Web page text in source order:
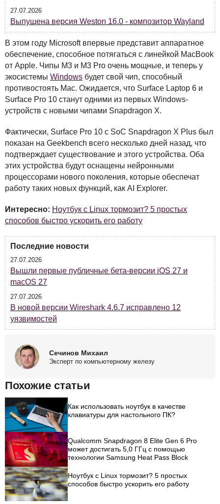
27.07.2026
Выпущена версия Weston 16.0 - композитор Wayland
В этом году Microsoft впервые представит аппаратное
обеспечение, способное потягаться с линейкой MacBook
от Apple. Чипы M3 и M3 Pro очень мощные, и теперь у
экосистемы Windows будет свой чип, способный
противостоять Mac. Ожидается, что Surface Laptop 6 и
Surface Pro 10 станут одними из первых Windows-
устройств с новыми чипами Snapdragon X.
Фактически, Surface Pro 10 с SoC Snapdragon X Plus был
показан на Geekbench всего несколько дней назад, что
подтверждает существование и этого устройства. Оба
этих устройства будут оснащены нейронными
процессорами нового поколения, которые обеспечат
работу таких новых функций, как AI Explorer.
Интересно: Ноутбук с Linux тормозит? 5 простых
способов быстро ускорить его работу
Последние новости
27.07.2026
Вышли первые публичные бета-версии iOS 27 и
macOS 27
27.07.2026
В новой версии Wireshark 4.6.7 исправлено 12
уязвимостей
Сечинов Михаил
Эксперт по компьютерному железу
Похожие статьи
Как использовать ноутбук в качестве
клавиатуры для настольного ПК?
Qualcomm Snapdragon 8 Elite Gen 6 Pro
может достигать 5,0 ГГц с помощью
технологии Samsung Heat Pass Block
Ноутбук с Linux тормозит? 5 простых
способов быстро ускорить его работу